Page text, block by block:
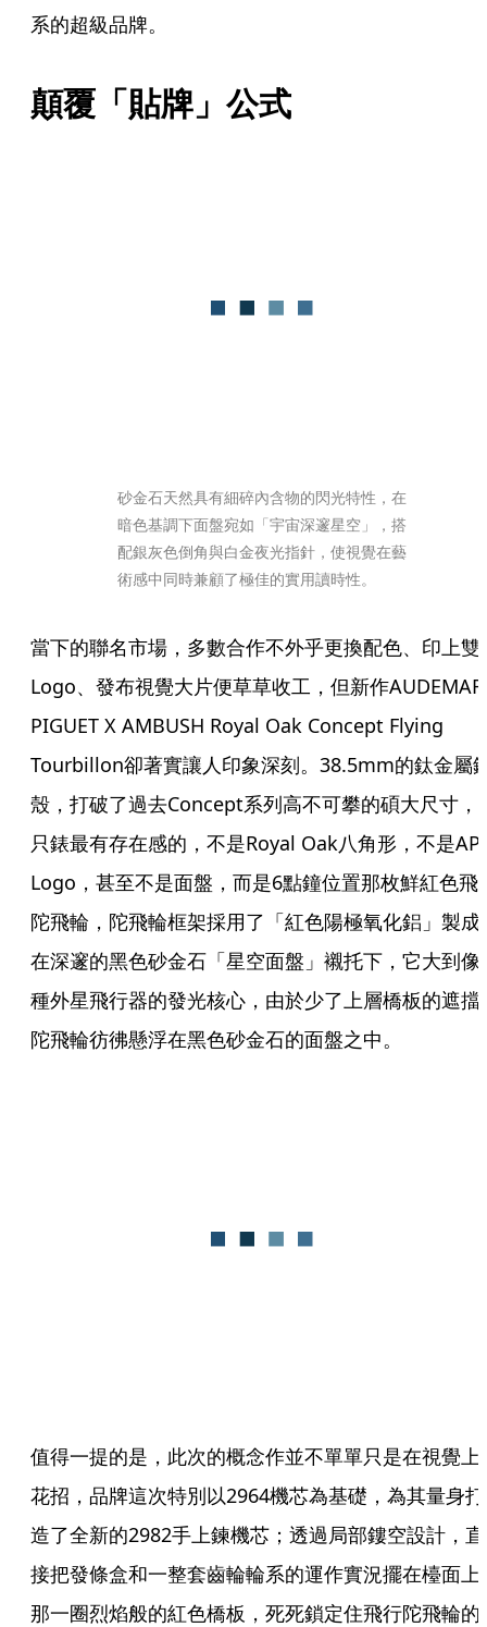
系的超級品牌。
顛覆「貼牌」公式
砂金石天然具有細碎內含物的閃光特性，在
暗色基調下面盤宛如「宇宙深邃星空」，搭
配銀灰色倒角與白金夜光指針，使視覺在藝
術感中同時兼顧了極佳的實用讀時性。
當下的聯名市場，多數合作不外乎更換配色、印上雙
Logo、發布視覺大片便草草收工，但新作
PIGUET X AMBUSH Royal Oak Concept Flying
Tourbillon卻著實讓人印象深刻。38.5mm的鈦金屬
殼，打破了過去Concept系列高不可攀的碩大尺寸，
只錶最有存在感的，不是Royal Oak八角形，不是AP
Logo，甚至不是面盤，而是6點鐘位置那枚鮮紅色飛
陀飛輪，陀飛輪框架採用了「紅色陽極氧化鋁」製成
在深邃的黑色砂金石「星空面盤」襯托下，它大到像
種外星飛行器的發光核心，由於少了上層橋板的遮擋
陀飛輪彷彿懸浮在黑色砂金石的面盤之中。
值得一提的是，此次的概念作並不單單只是在視覺上
花招，品牌這次特別以2964機芯為基礎，為其量身打
造了全新的2982手上鍊機芯；透過局部鏤空設計，直
接把發條盒和一整套齒輪輪系的運作實況擺在檯面上
那一圈烈焰般的紅色橋板，死死鎖定住飛行陀飛輪的